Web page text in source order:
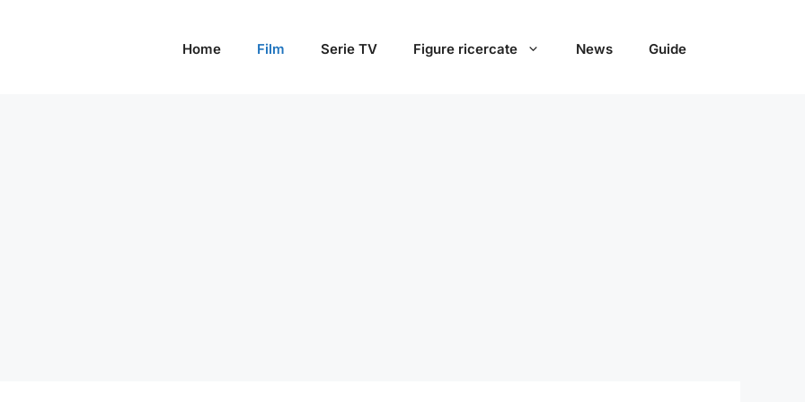
Home Film Serie TV Figure ricercate News Guide